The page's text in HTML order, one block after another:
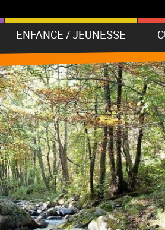
ENFANCE / JEUNESSE